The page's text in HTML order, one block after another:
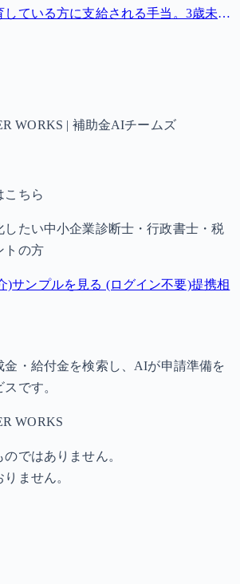
している方に支給される手当。3歳未満
中学生は月額10,000円。
WORKS | 補助金AIチームズ
こちら
したい中小企業診断士・行政書士・税
トの方
)サンプルを見る (ログイン不要)提携相
金・給付金を検索し、AIが申請準備を
です。
WORKS
ではありません。
ません。